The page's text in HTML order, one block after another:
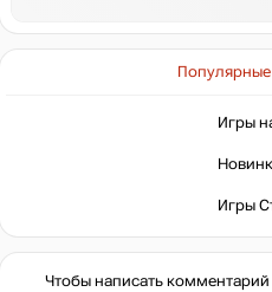
Игры
Игры
Чтобы написать комментарий